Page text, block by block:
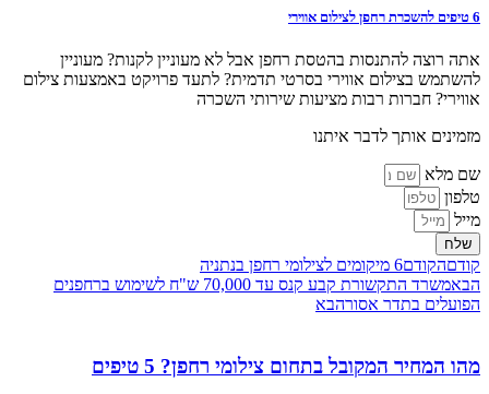
6 טיפים להשכרת רחפן לצילום אווירי
אתה רוצה להתנסות בהטסת רחפן אבל לא מעוניין לקנות? מעוניין
להשתמש בצילום אווירי בסרטי תדמית? לתעד פרויקט באמצעות צילום
אווירי? חברות רבות מציעות שירותי השכרה
מזמינים אותך לדבר איתנו
שם מלא
טלפון
מייל
שלח
קודםהקודם6 מיקומים לצילומי רחפן בנתניה
הבא
משרד התקשורת קבע קנס עד 70,000 ש"ח לשימוש ברחפנים
הפועלים בתדר אסורהבא
מהו המחיר המקובל בתחום צילומי רחפן? 5 טיפים